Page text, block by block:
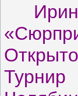
Ирина